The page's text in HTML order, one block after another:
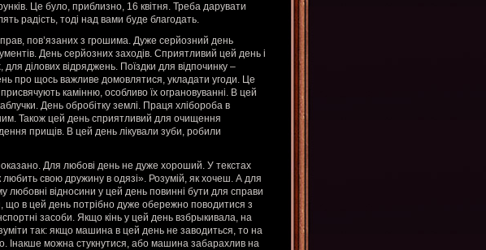
Це було, приблизно, 16 квітня. Треба дарувати
радість, тоді над вами буде благодать.
пов’язаних з грошима. Дуже серйозний день
День серйозних заходів. Сприятливий цей день і
ділових відряджень. Поїздки для відпочинку –
про щось важливе домовлятися, укладати угоди. Це
камінню, особливо їх ограновуванні. В цей
День обробітку землі. Праця хлібороба в
Також цей день сприятливий для очищення
прищів. В цей день лікували зуби, робили
Для любові день не дуже хороший. У текстах
свою дружину в одязі». Розумій, як хочеш. А для
любовні відносини у цей день повинні бути для справи
що в цей день потрібно дуже обережно поводитися з
засоби. Якщо кінь у цей день взбрыкивала, на
так: якщо машина в цей день не заводиться, то на
Інакше можна стукнутися, або машина забарахлив на